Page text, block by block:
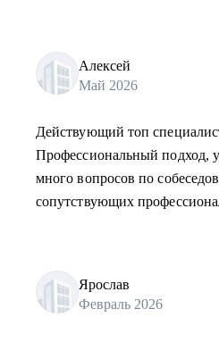
Алексей
Май 2026
Действующий топ
Профессиональный подход,
много вопросов по
сопутствующих
Ярослав
Февраль 2026